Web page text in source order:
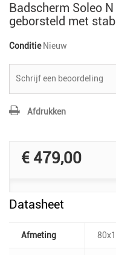
Badscherm Soleo
geborsteld met
Conditie Nieuw
Schrijf een beoordeling
Afdrukken
€ 479,00
Datasheet
Afmeting